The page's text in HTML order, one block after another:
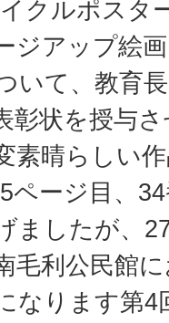
クルポスタ
ジアップ絵
いて、教育
彰状を授与
素晴らしい
ページ目、
ましたが、
毛利公民館
なります第4